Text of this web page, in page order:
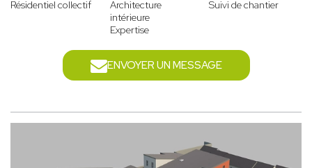
Résidentiel collectif
Architecture
intérieure
Expertise
Suivi de chantier
ENVOYER UN MESSAGE